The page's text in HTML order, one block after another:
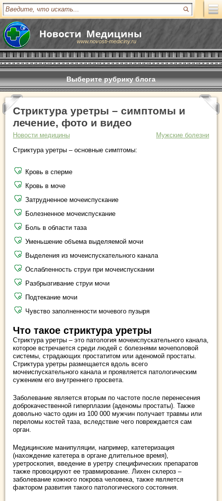
www.novosti-mediciny.ru
Выберите рубрику блога
Стриктура уретры – симптомы и
лечение, фото и видео
Новости медицины
Мужские болезни
Стриктура уретры – основные симптомы:
Кровь в сперме
Кровь в моче
Затрудненное мочеиспускание
Болезненное мочеиспускание
Боль в области таза
Уменьшение объема выделяемой мочи
Выделения из мочеиспускательного канала
Ослабленность струи при мочеиспускании
Разбрызгивание струи мочи
Подтекание мочи
Чувство заполненности мочевого пузыря
Что такое стриктура уретры
Стриктура уретры – это патология мочеиспускательного канала,
которое встречается среди людей с болезнями мочеполовой
системы, страдающих простатитом или аденомой простаты.
Стриктура уретры размещается вдоль всего
мочеиспускательного канала и проявляется патологическим
сужением его внутреннего просвета.
Заболевание является вторым по частоте после перенесения
доброкачественной гиперплазии (аденомы простаты). Также
довольно часто один из 100 000 мужчин получает травмы или
переломы костей таза, вследствие чего повреждается сам
орган.
Медицинские манипуляции, например, катетеризация
(нахождение катетера в органе длительное время),
уретроскопия, введение в уретру специфических препаратов
также провоцируют ее травмирование. Лихен склероз –
заболевание кожного покрова человека, также является
фактором развития такого патологического состояния.